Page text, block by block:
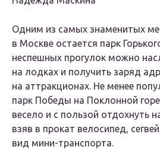
Одним из самых знаменитых
в Москве остается парк
неспешных прогулок можно
на лодках и получить заряд
на аттракционах. Не менее
парк Победы на Поклонной
весело и с пользой отдохнуть
взяв в прокат велосипед,
вид мини-транспорта.